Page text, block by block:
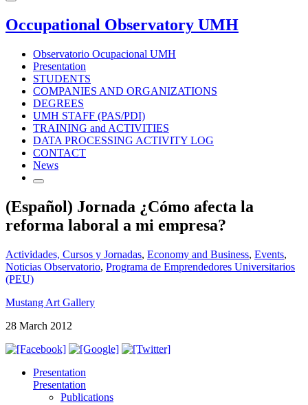
Occupational Observatory UMH
Observatorio Ocupacional UMH
Presentation
STUDENTS
COMPANIES AND ORGANIZATIONS
DEGREES
UMH STAFF (PAS/PDI)
TRAINING and ACTIVITIES
DATA PROCESSING ACTIVITY LOG
CONTACT
News
(Español) Jornada ¿Cómo afecta la
reforma laboral a mi empresa?
Actividades, Cursos y Jornadas, Economy and Business, Events,
Noticias Observatorio, Programa de Emprendedores Universitarios
(PEU)
Mustang Art Gallery
28 March 2012
Presentation
Presentation
Publications